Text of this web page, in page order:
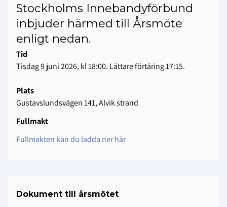
Stockholms Innebandyförbund
inbjuder härmed till Årsmöte
enligt nedan.
Tid
Tisdag 9 juni 2026, kl 18:00. Lättare förtäring 17:15.
Plats
Gustavslundsvägen 141, Alvik strand
Fullmakt
Fullmakten kan du ladda ner här
Dokument till årsmötet